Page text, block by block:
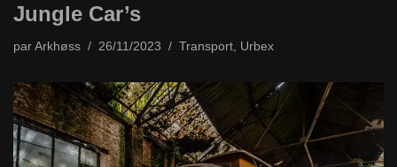
Jungle Car’s
par Arkhøss 26/11/2023 Transport Urbex